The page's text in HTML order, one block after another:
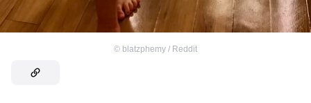
© blatzphemy / Reddit